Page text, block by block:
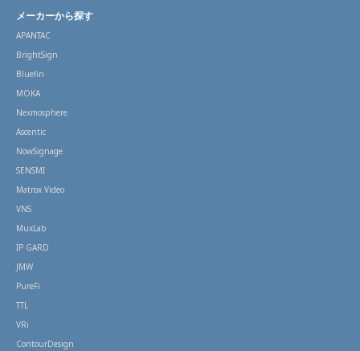
メーカーから探す
APANTAC
BrightSign
Bluefin
MOKA
Nexmosphere
Ascentic
NowSignage
SENSMI
Matrox Video
VNS
MuxLab
IP GARD
JMW
PureFi
TTL
VRi
ContourDesign